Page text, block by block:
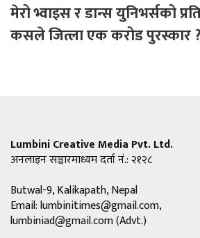
मेरो भ्वाइस र डान्स युनिभर्सको
कसले जित्ला एक करोड पुरस्कार ?
Lumbini Creative Media Pvt. Ltd.
अनलाइन सञ्चारमाध्यम दर्ता नं.: २१२८
Butwal-9, Kalikapath, Nepal
Email:lumbinitimes@gmail.com,
lumbiniad@gmail.com(Advt.)